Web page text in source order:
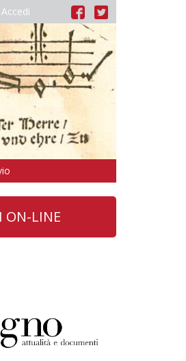
Accedi
ON-LINE